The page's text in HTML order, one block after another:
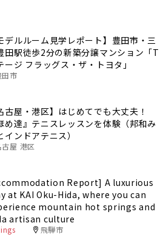
デルルーム見学レポート】豊田市・三
田駅徒歩2分の新築分譲マンション「T
ージ フラッグス・ザ・トヨタ」
田市
古屋・港区】はじめてでも大丈夫！
め達』テニスレッスンを体験（邦和み
インドアテニス）
古屋 港区
Report] A luxurious
at KAI Oku-Hida, where you can
mountain hot springs and
artisan culture
飛騨市